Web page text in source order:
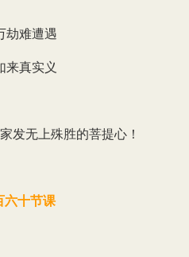
劫难遭遇
真实义
发无上殊胜的菩提心！
六十节课